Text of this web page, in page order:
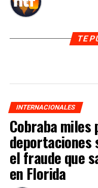
TE
INTERNACIONALES
Cobraba
deportaciones
el fraude que
en Florida